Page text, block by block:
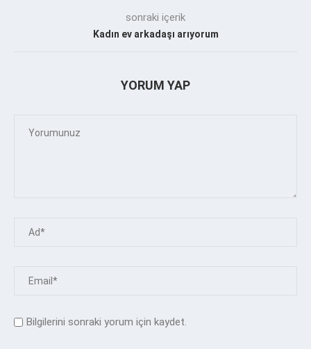
sonraki içerik
Kadın ev arkadaşı arıyorum
YORUM YAP
Bilgilerini sonraki yorum için kaydet.